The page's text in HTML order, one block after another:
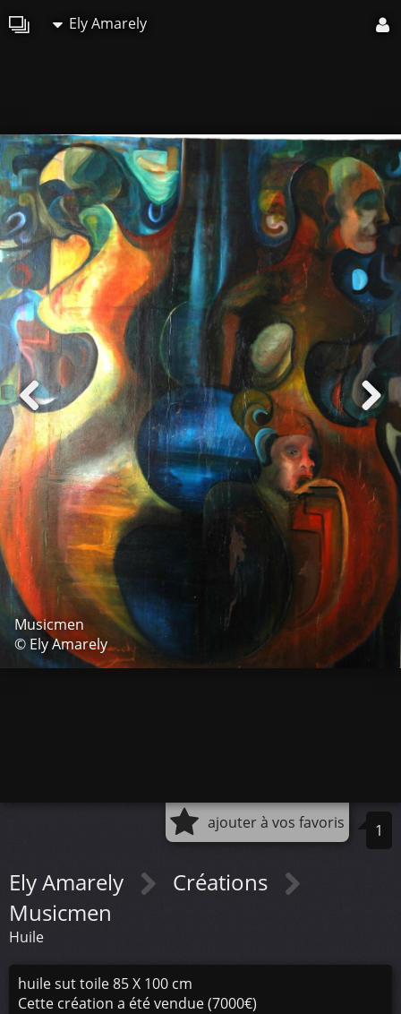
Ely Amarely
Musicmen
© Ely Amarely
ajouter à vos favoris 1
Ely Amarely
Créations
Musicmen
Huile
huile sut toile 85 X 100 cm
Cette création a été vendue (7000€)